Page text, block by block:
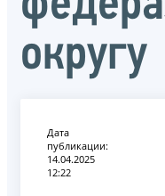
округу
Дата
публикации:
14.04.2025
12:22